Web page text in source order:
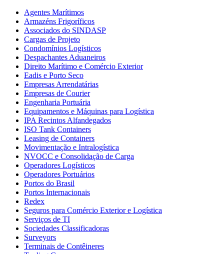
Agentes Marítimos
Armazéns Frigoríficos
Associados do SINDASP
Cargas de Projeto
Condomínios Logísticos
Despachantes Aduaneiros
Direito Marítimo e Comércio Exterior
Eadis e Porto Seco
Empresas Arrendatárias
Empresas de Courier
Engenharia Portuária
Equipamentos e Máquinas para Logística
IPA Recintos Alfandegados
ISO Tank Containers
Leasing de Containers
Movimentação e Intralogística
NVOCC e Consolidação de Carga
Operadores Logísticos
Operadores Portuários
Portos do Brasil
Portos Internacionais
Redex
Seguros para Comércio Exterior e Logística
Serviços de TI
Sociedades Classificadoras
Surveyors
Terminais de Contêineres